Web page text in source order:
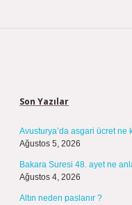
Son Yazılar
Avusturya’da asgari ücret ne
Ağustos 5, 2026
Bakara Suresi 48. ayet ne
Ağustos 4, 2026
Altın neden paslanır ?